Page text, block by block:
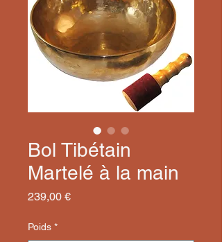
Bol Tibétain
Martelé à la main
239,00 €Prix
Poids *